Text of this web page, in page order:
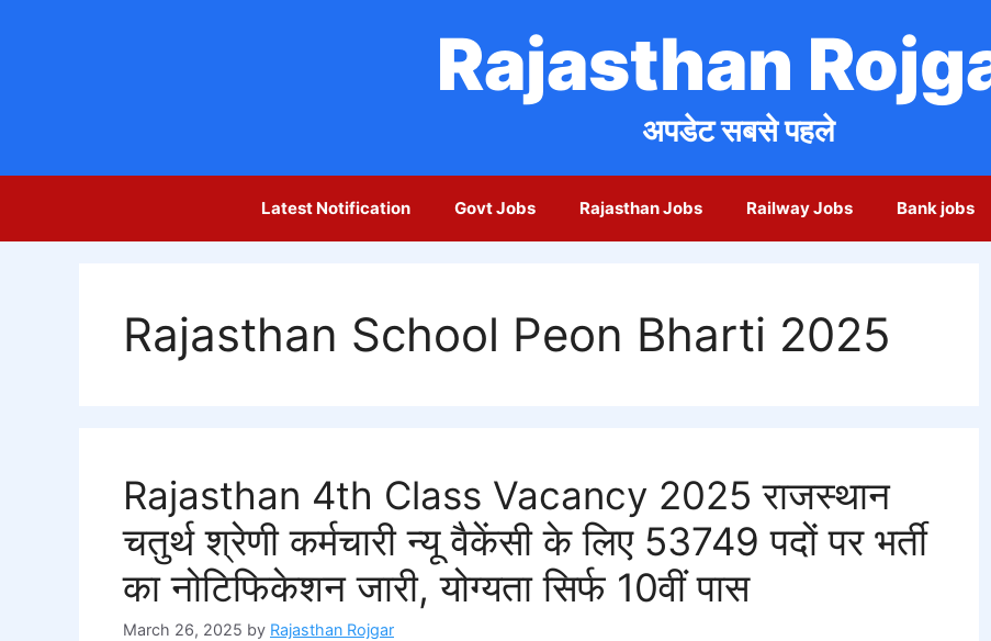
Rajasthan
अपडेट सबसे पहले
Latest Notification Govt Jobs Rajasthan Jobs Railway Jobs Bank jobs
Rajasthan School Peon Bharti 2025
Rajasthan 4th Class Vacancy 2025 राजस्थान
चतुर्थ श्रेणी कर्मचारी न्यू वैकेंसी के लिए 53749 पदों पर भर्ती
का नोटिफिकेशन जारी, योग्यता सिर्फ 10वीं पास
March 26, 2025 by Rajasthan Rojgar